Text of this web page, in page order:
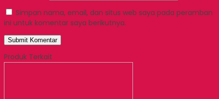
Simpan nama, email, dan situs web saya pada peramban
ini untuk komentar saya berikutnya.
Produk Terkait